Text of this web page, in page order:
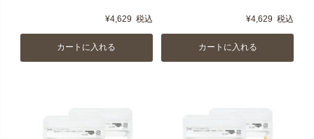
¥4,629 税込
カートに入れる
¥4,629 税込
カートに入れる